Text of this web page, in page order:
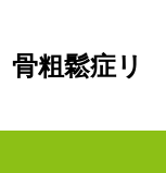
粗鬆症リ